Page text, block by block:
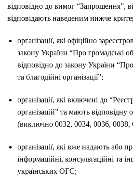
відповідно до вимог “Запрошення”,
відповідають наведеним нижче
організації, які офіційно
закону України “Про громадські
відповідно до закону України
та благодійні організації”;
організації, які включені до
організацій” та мають відповідну
(виключно 0032, 0034, 0036, 0038,
організації, які вже надають або
інформаційні, консультаційні та
українських ОГС;